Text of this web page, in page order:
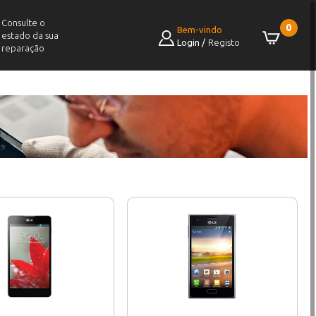
Consulte o
estado da sua
reparação
0
Bem-vindo
Login / Registo